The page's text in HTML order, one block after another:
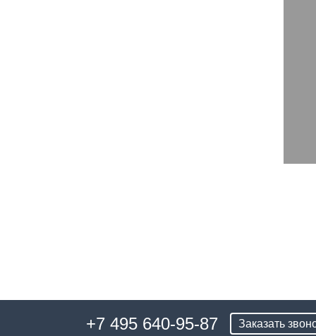
+7 495 640-95-87 Заказать